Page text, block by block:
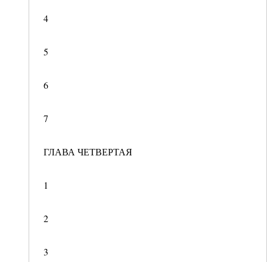
4
5
6
7
ГЛАВА ЧЕТВЕРТАЯ
1
2
3